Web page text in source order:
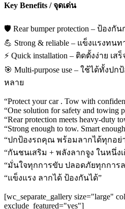
Key Benefits / จุดเด่น
🛡️ Rear bumper protection – ป้อง
💪 Strong & reliable – แข็งแรงทน
⚡ Quick installation – ติดตั้งง่าย เส
🎯 Multi-purpose use – ใช้ได้ทั้ง
หลาย
“Protect your car . Tow with
“One solution for safety and towing
“Rear protection meets heavy-duty
“Strong enough to tow. Smart
“ปกป้องรถคุณ พร้อมลากได้ทุกอย่
“กันชนเสริม + พลังลากจูง ในหนึ่งเ
“มั่นใจทุกการขับ ปลอดภัยทุกการ
“แข็งแรง ลากได้ ป้องกันได้”
[wc_separate_gallery size="large"
exclude_featured="yes"]